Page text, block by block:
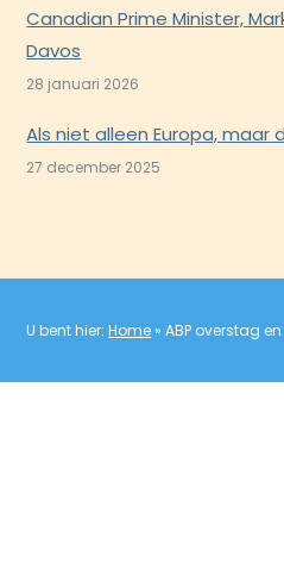
Canadian Prime Minister,
Davos
28 januari 2026
Als niet alleen Europa, maar
27 december 2025
U bent hier:Home»ABP overstag